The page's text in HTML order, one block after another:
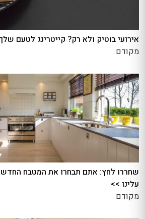
אירועי בוטיק ולא רק? קייטרינג לטעם
מקודם
שחררו לחץ: אתם תבחרו את המטבח
עלינו >>
מקודם